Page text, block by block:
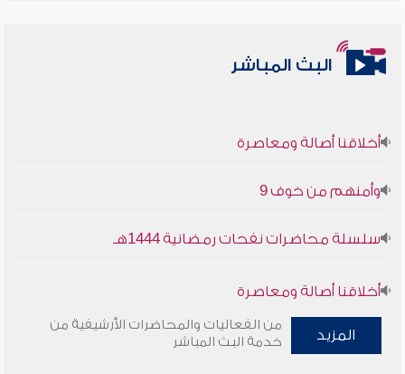
البث المباشر
أخلاقنا أصالة ومعاصرة
وأمنهم من خوف 9
سلسلة محاضرات نفحات رمضانية 1444هـ
أخلاقنا أصالة ومعاصرة
وأمنهم من خوف 9
المزيد
من الفعاليات والمحاضرات الأرشيفية من
خدمة البث المباشر